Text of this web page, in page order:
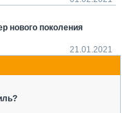
нового поколения
21.01.2021